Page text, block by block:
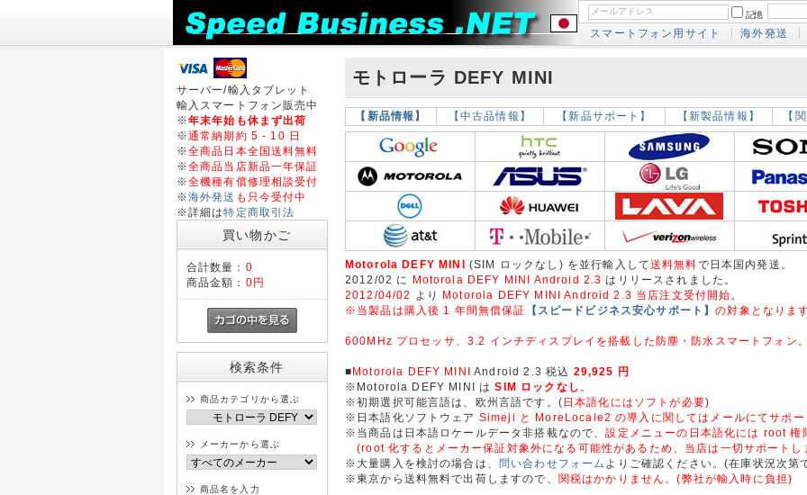
記憶
スマートフォン用サイト 海外発送
サーバー/輸入タブレット
輸入スマートフォン販売中
※年末年始も休まず出荷
※通常納期約 5 - 10 日
※全商品日本全国送料無料
※全商品当店新品一年保証
※全機種有償修理相談受付
※海外発送 も只今受付中
※詳細は特定商取引法
買い物かご
合計数量： 0
商品金額： 0円
検索条件
商品カテゴリから選ぶ
メーカーから選ぶ
商品名を入力
モトローラ DEFY MINI
【新品情報】 【中古品情報】 【新品サポート】 【新製品情報】 【
Motorola DEFY MINI (SIM ロックなし) を並行輸入して送料無料で日本国内発送。
2012/02 に
Motorola DEFY MINI Android 2.3 はリリースされました。
2012/04/02
より Motorola DEFY MINI Android 2.3 当店注文受付開始 。
※当製品は購入後 1 年間無償保証
【スピードビジネス安心サポート】の対象となりま
600MHz プロセッサ、3.2 インチディスプレイを搭載した防塵・防水スマートフォン
■Motorola DEFY MINI Android 2.3 税込 29,925 円
※Motorola DEFY MINI はSIM ロックなし 。
※初期選択可能言語は、欧州言語です。( 日本語化にはソフトが必要)
※日本語化ソフトウェア Simeji と MoreLocale2 の導入に関してはメールにてサポー
※当商品は日本語ロケールデータ非搭載なので、設定メニューの日本語化には root 権
(root 化するとメーカー保証対象外になる可能性があるため、当店は一切サポートし
※大量購入を検討の場合は、 問い合わせフォーム よりご確認ください。(在庫状況次第
※東京から送料無料で出荷しますので、 関税はかかりません。(弊社が輸入時に負担)